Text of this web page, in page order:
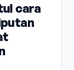
cara